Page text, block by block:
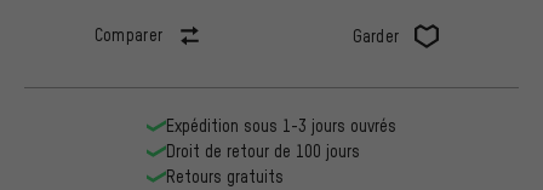
Comparer Garder
Expédition sous 1-3 jours ouvrés
Droit de retour de 100 jours
Retours gratuits